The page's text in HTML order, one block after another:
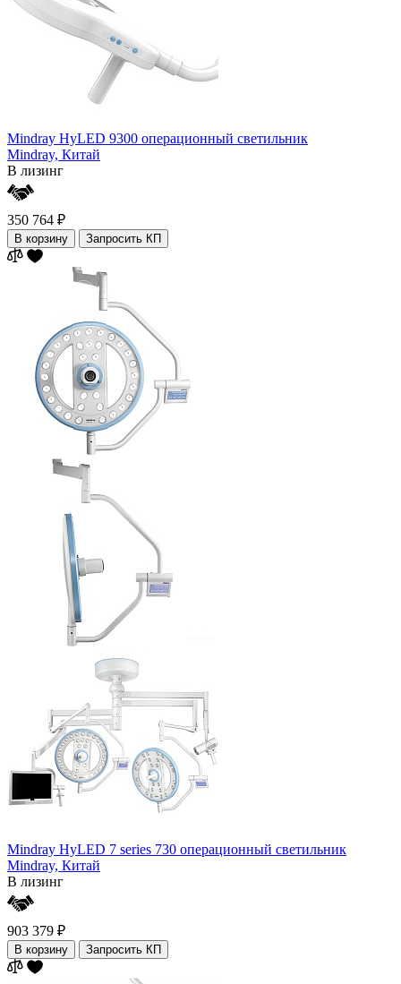
Mindray HyLED 9300 операционный светильник
Mindray, Китай
В лизинг
350 764 ₽
В корзину Запросить КП
Mindray HyLED 7 series 730 операционный светильник
Mindray, Китай
В лизинг
903 379 ₽
В корзину Запросить КП